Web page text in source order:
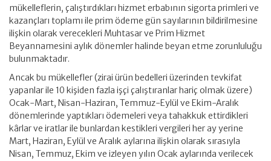
mükelleflerin, çalıştırdıkları hizmet erbabının sigorta primleri ve
kazançları toplamı ile prim ödeme gün sayılarının bildirilmesine
ilişkin olarak verecekleri Muhtasar ve Prim Hizmet
Beyannamesini aylık dönemler halinde beyan etme zorunluluğu
bulunmaktadır.
Ancak bu mükellefler (zirai ürün bedelleri üzerinden tevkifat
yapanlar ile 10 kişiden fazla işçi çalıştıranlar hariç olmak üzere)
Ocak-Mart, Nisan-Haziran, Temmuz-Eylül ve Ekim-Aralık
dönemlerinde yaptıkları ödemeleri veya tahakkuk ettirdikleri
kârlar ve iratlar ile bunlardan kestikleri vergileri her ay yerine
Mart, Haziran, Eylül ve Aralık aylarına ilişkin olarak sırasıyla
Nisan, Temmuz, Ekim ve izleyen yılın Ocak aylarında verilecek